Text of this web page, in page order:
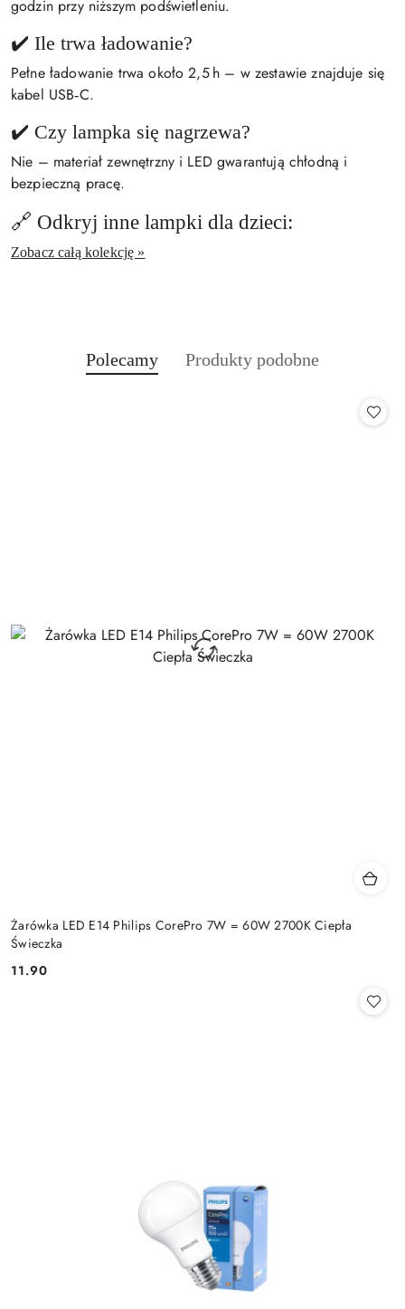
godzin przy niższym podświetleniu.
✔️ Ile trwa ładowanie?
Pełne ładowanie trwa około 2,5 h – w zestawie znajduje się
kabel USB‑C.
✔️ Czy lampka się nagrzewa?
Nie – materiał zewnętrzny i LED gwarantują chłodną i
bezpieczną pracę.
🔗 Odkryj inne lampki dla dzieci:
Zobacz całą kolekcję »
Pomiń karuzelę produktów
Produkty
Polecamy
Produkty
Produkty podobne
Żarówka LED E14 Philips CorePro 7W = 60W 2700K Ciepła
Świeczka
Cena:
11.90